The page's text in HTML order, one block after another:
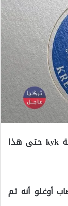
تركيا تمدد التسجيل على المنحة الحكومية kyk حتى هذا
أوغلو أنه تم